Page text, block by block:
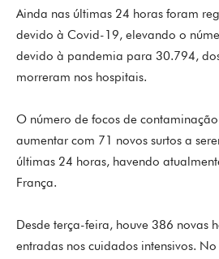
Ainda nas últimas 24 horas foram
devido à Covid-19, elevando o
devido à pandemia para 30.794,
morreram nos hospitais.
O número de focos de
aumentar com 71 novos surtos a
últimas 24 horas, havendo
França.
Desde terça-feira, houve 386 novas
entradas nos cuidados intensivos.